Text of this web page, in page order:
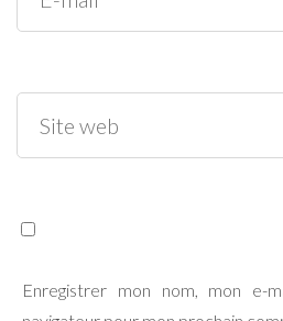
Enregistrer mon nom, mon e-